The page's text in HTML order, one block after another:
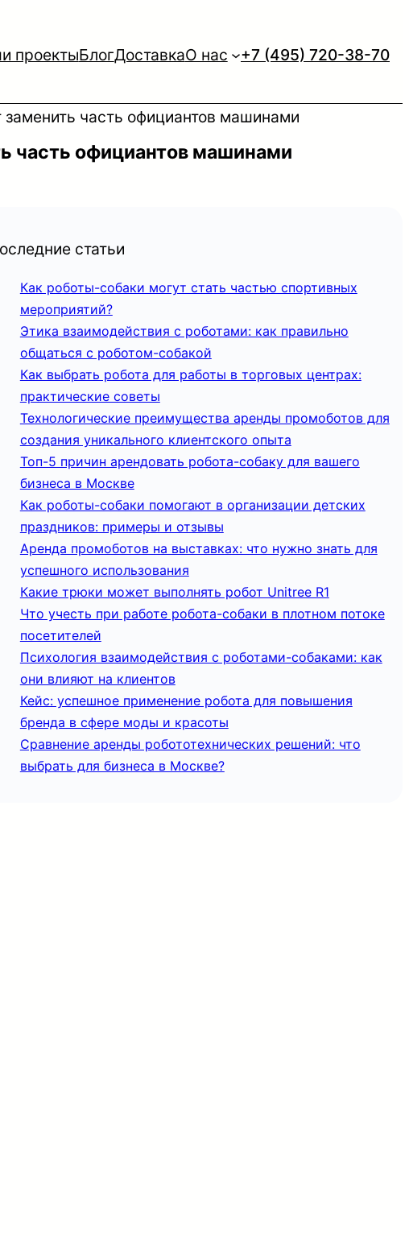
проектыБлогДоставкаО нас +7 (495) 720-38-70
заменить часть официантов машинами
часть официантов машинами
статьи
Как роботы-собаки могут стать частью спортивных
мероприятий?
Этика взаимодействия с роботами: как правильно
общаться с роботом-собакой
Как выбрать робота для работы в торговых центрах:
практические советы
Технологические преимущества аренды промоботов для
создания уникального клиентского опыта
Топ-5 причин арендовать робота-собаку для вашего
бизнеса в Москве
Как роботы-собаки помогают в организации детских
праздников: примеры и отзывы
Аренда промоботов на выставках: что нужно знать для
успешного использования
Какие трюки может выполнять робот Unitree R1
Что учесть при работе робота-собаки в плотном потоке
посетителей
Психология взаимодействия с роботами-собаками: как
они влияют на клиентов
Кейс: успешное применение робота для повышения
бренда в сфере моды и красоты
Сравнение аренды робототехнических решений: что
выбрать для бизнеса в Москве?